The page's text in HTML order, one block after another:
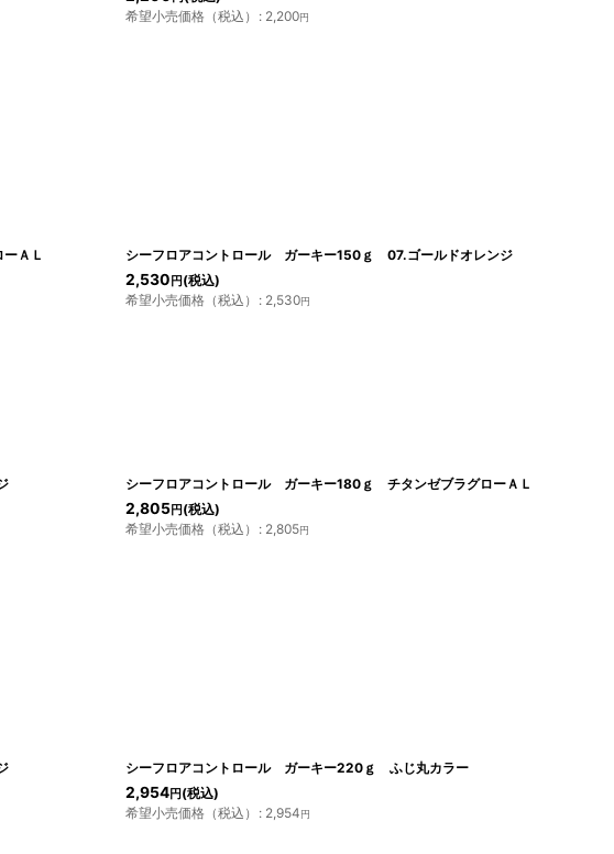
希望小売価格（税込） : 2,200円
ＡＬ シーフロアコントロール ガーキー150ｇ 07.ゴールドオレンジ
2,530 円 (税込)
希望小売価格（税込） : 2,530円
シーフロアコントロール ガーキー180ｇ チタンゼブラグローＡＬ
2,805円 (税込)
希望小売価格（税込） : 2,805円
シーフロアコントロール ガーキー220ｇ ふじ丸カラー
2,954円 (税込)
希望小売価格（税込） : 2,954円